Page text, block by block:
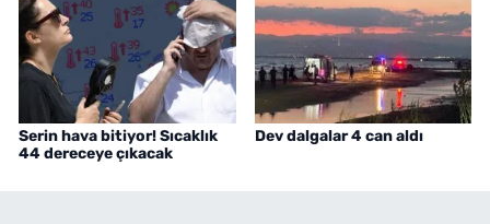
Serin hava bitiyor! Sıcaklık
44 dereceye çıkacak
Dev dalgalar 4 can aldı